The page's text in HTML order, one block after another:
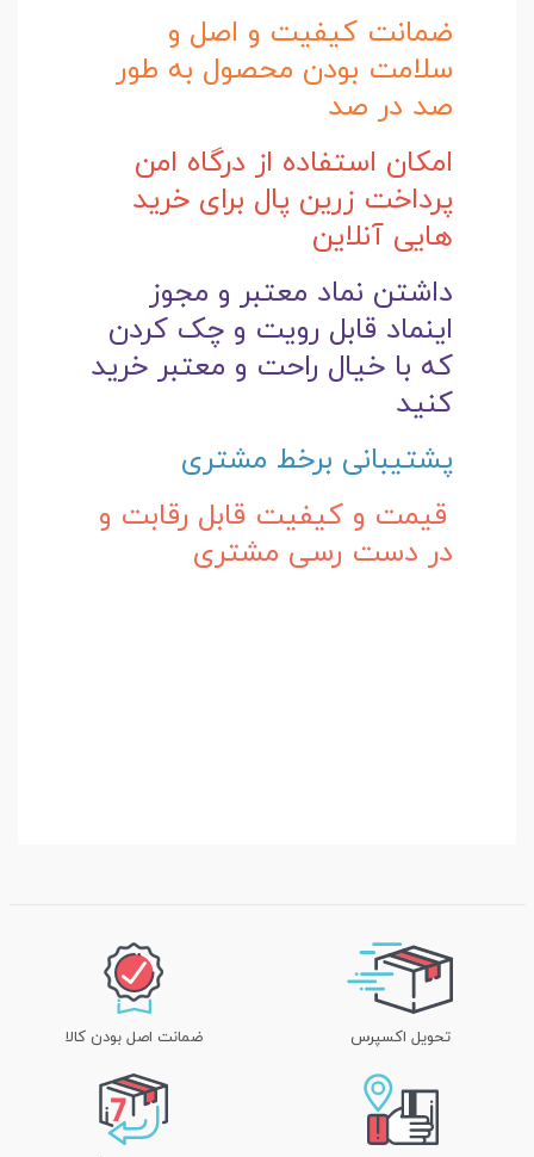
ضمانت کیفیت و اصل و
سلامت بودن محصول به طور
صد در صد
امکان استفاده از درگاه امن
پرداخت زرین پال برای خرید
هایی آنلاین
داشتن نماد معتبر و مجوز
اینماد قابل رویت و چک کردن
که با خیال راحت و معتبر خرید
کنید
پشتیبانی برخط مشتری
قیمت و کیفیت قابل رقابت و
در دست رسی مشتری
تحویل اکسپرس ضمانت اصل بودن کالا